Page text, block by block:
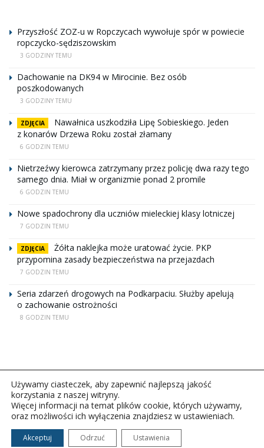
Przyszłość ZOZ-u w Ropczycach wywołuje spór w powiecie
ropczycko-sędziszowskim
3 GODZINY TEMU
Dachowanie na DK94 w Mirocinie. Bez osób
poszkodowanych
3 GODZINY TEMU
ZDJĘCIA
Nawałnica uszkodziła Lipę Sobieskiego. Jeden
z konarów Drzewa Roku został złamany
6 GODZIN TEMU
Nietrzeźwy kierowca zatrzymany przez policję dwa razy tego
samego dnia. Miał w organizmie ponad 2 promile
6 GODZIN TEMU
Nowe spadochrony dla uczniów mieleckiej klasy lotniczej
7 GODZIN TEMU
ZDJĘCIA
Żółta naklejka może uratować życie. PKP
przypomina zasady bezpieczeństwa na przejazdach
7 GODZIN TEMU
Seria zdarzeń drogowych na Podkarpaciu. Służby apelują
o zachowanie ostrożności
8 GODZIN TEMU
Copyright © 2026Polskie Radio Rzeszów S.A. w likwidacj.
Wszelkie prawa zastrzeżone.
Używamy ciasteczek, aby zapewnić najlepszą jakość
korzystania z naszej witryny.
Więcej informacji na temat plików cookie, których używamy,
oraz możliwości ich wyłączenia znajdziesz w ustawieniach.
Akceptuj Odrzuć Ustawienia